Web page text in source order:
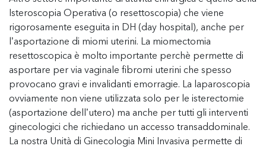
Isteroscopia Operativa (o resettoscopia) che viene
rigorosamente eseguita in DH (day hospital), anche per
l’asportazione di miomi uterini. La miomectomia
resettoscopica è molto importante perchè permette di
asportare per via vaginale fibromi uterini che spesso
provocano gravi e invalidanti emorragie. La laparoscopia
ovviamente non viene utilizzata solo per le isterectomie
(asportazione dell’utero) ma anche per tutti gli interventi
ginecologici che richiedano un accesso transaddominale.
La nostra Unità di Ginecologia Mini Invasiva permette di